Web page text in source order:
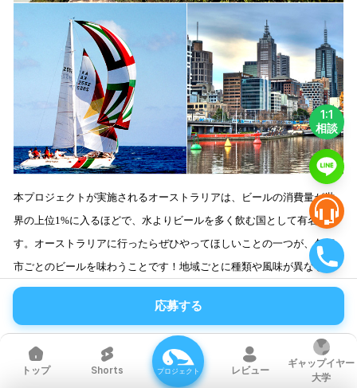
1:1
相談
本プロジェクトが実施されるオーストラリアは、ビールの消費量が世
界の上位1%に入るほどで、水よりビールを多く飲む国として有名で
す。 オーストラリアに行ったらぜひやってほしいことの一つが、各都
市ごとのビールを味わうことです！地域ごとに種類や風味が異なるユ
ニークなビールを体験して、自分だけのビールスタイルを見つけてく
ださい。インターンシップが行われるメルボルンは、教育と芸術が融
合した都市で、多様な国籍・人種が集まる場所です。教育とともにさ
まざまな文化が共存するメルボルンで、あなただけの特別なギャップ
イヤーを過ごしてみませんか！
応募する
トップ Shorts プロジェクト レビュー
ギャップイヤー
大学